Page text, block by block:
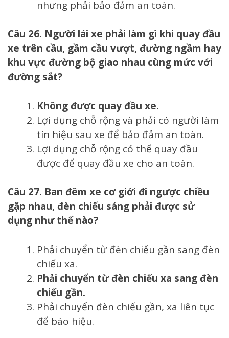
nhưng phải bảo đảm an toàn.
Câu 26. Người lái xe phải làm gì khi quay đầu
xe trên cầu, gầm cầu vượt, đường ngầm hay
khu vực đường bộ giao nhau cùng mức với
đường sắt?
Không được quay đầu xe.
Lợi dụng chỗ rộng và phải có người làm
tín hiệu sau xe để bảo đảm an toàn.
Lợi dụng chỗ rộng có thể quay đầu
được để quay đầu xe cho an toàn.
Câu 27. Ban đêm xe cơ giới đi ngược chiều
gặp nhau, đèn chiếu sáng phải được sử
dụng như thế nào?
Phải chuyển từ đèn chiếu gần sang đèn
chiếu xa.
Phải chuyển từ đèn chiếu xa sang đèn
chiếu gần.
Phải chuyển đèn chiếu gần, xa liên tục
để báo hiệu.